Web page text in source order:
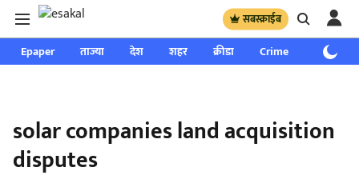
सबस्क्राईब
Epaper ताज्या देश शहर क्रीडा Crime साप्ताहिक
solar companies land acquisition
disputes